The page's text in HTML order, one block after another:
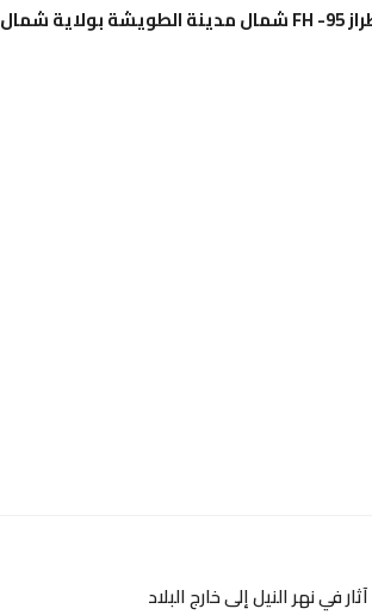
تمكنت الدفاعات الجوية صباح اليوم من إسقاط طائرة مسيرة معادية من طراز FH -95 شمال مدينة الطويشة بولاية شمال
في نهر النيل إلى خارج البلاد